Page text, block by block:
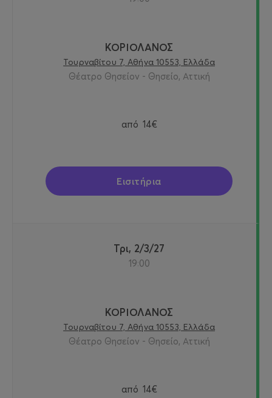
ΚΟΡΙΟΛΑΝΟΣ
Τουρναβίτου 7, Αθήνα 10553, Ελλάδα
Θέατρο Θησείον - Θησείο, Αττική
από 14€
Εισιτήρια
Τρι, 2/3/27
19:00
ΚΟΡΙΟΛΑΝΟΣ
Τουρναβίτου 7, Αθήνα 10553, Ελλάδα
Θέατρο Θησείον - Θησείο, Αττική
από 14€